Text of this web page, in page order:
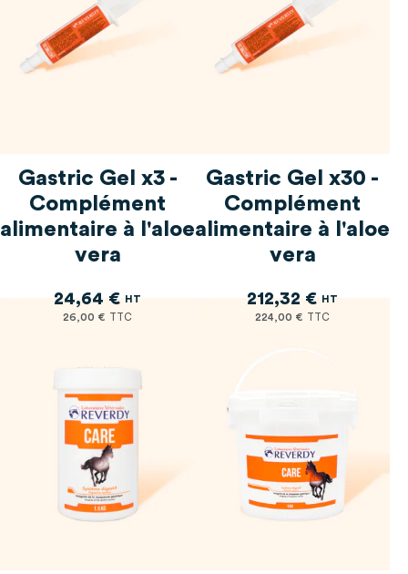
Gastric Gel x3 -
Complément
alimentaire à l'aloe
vera
26,00 €
24,64 €
Gastric Gel x30 -
Complément
alimentaire à l'aloe
vera
224,00 €
212,32 €